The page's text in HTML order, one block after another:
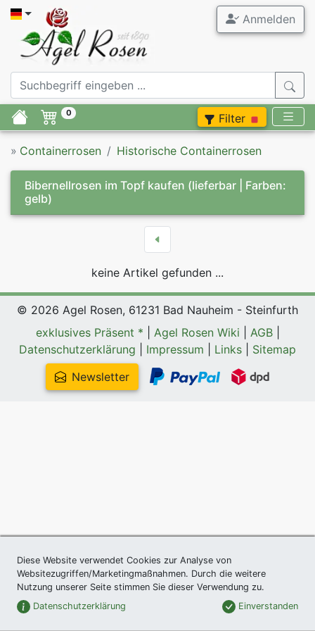
Anmelden
0 Filter
» Containerrosen Historische Containerrosen
Bibernellrosen im Topf kaufen (lieferbar | Farben:
gelb)
keine Artikel gefunden ...
© 2026 Agel Rosen, 61231 Bad Nauheim - Steinfurth
exklusives Präsent *
Agel Rosen Wiki AGB|
Datenschutzerklärung
Impressum Links
Sitemap
Newsletter
Diese Website verwendet Cookies zur Analyse von
Websitezugriffen/Marketingmaßnahmen. Durch die weitere
Nutzung unserer Seite stimmen Sie dieser Verwendung zu.
Datenschutzerklärung
Einverstanden